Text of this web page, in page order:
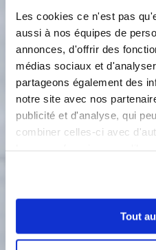
Les cookies ce n'est pas
aussi à nos équipes de
annonces, d'offrir des
médias sociaux et
partageons également des
notre site avec nos
publicité et d'analyse, qui
combiner celles-ci avec
Tout
Ingredients
400 à 500 g de
de la sauce
des oignons
du sel fin de